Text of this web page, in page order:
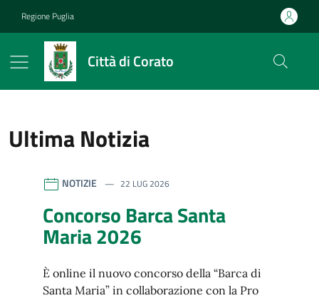
Regione Puglia
Città di Corato
riferimento blocco
Ultima Notizia
Città di Corato
Contenuti in evidenza
NOTIZIE 22 LUG 2026
Concorso Barca Santa
Maria 2026
È online il nuovo concorso della “Barca di
Santa Maria” in collaborazione con la Pro